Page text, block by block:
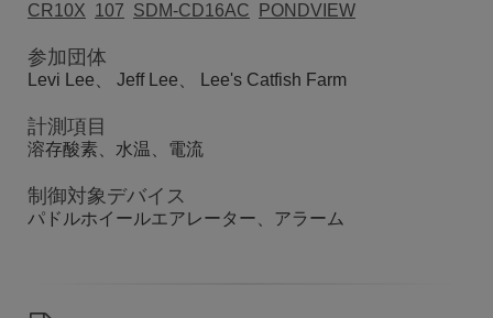
CR10X 107 SDM-CD16AC PONDVIEW
参加団体
Levi Lee、 Jeff Lee、 Lee's Catfish Farm
計測項目
溶存酸素、水温、電流
制御対象デバイス
パドルホイールエアレーター、アラーム